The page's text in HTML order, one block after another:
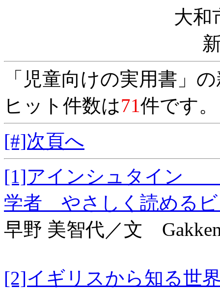
大和
「児童向けの実用書」
ヒット件数は71件です
[#]次頁へ
[1]アインシュタイン
学者 やさしく読める
早野 美智代／文
[2]イギリスから知る